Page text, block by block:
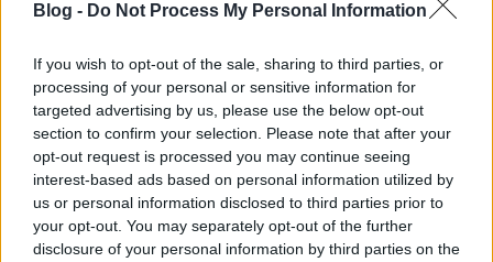
Blog - Do Not Process My Personal Information
If you wish to opt-out of the sale, sharing to third parties, or
processing of your personal or sensitive information for
targeted advertising by us, please use the below opt-out
section to confirm your selection. Please note that after your
opt-out request is processed you may continue seeing
interest-based ads based on personal information utilized by
us or personal information disclosed to third parties prior to
your opt-out. You may separately opt-out of the further
disclosure of your personal information by third parties on the
16 éve
@Jack/rendetteremt/:
egy egészséges társadalomban egy ilyen
kijelentésért pszichiátriára kerülnél! te kis budos-
Hitler fattya.
Gega
16 éve